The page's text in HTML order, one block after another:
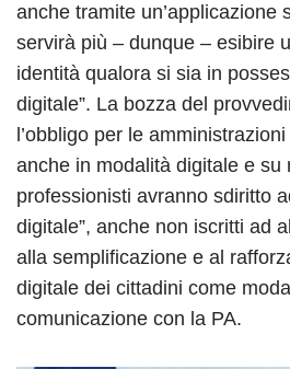
anche tramite un’applicazione
servirà più – dunque – esibire
identità qualora si sia in
digitale”. La bozza del
l’obbligo per le
anche in modalità digitale e su
professionisti avranno sdiritto
digitale”, anche non iscritti ad
alla semplificazione e al
digitale dei cittadini come
comunicazione con la PA.